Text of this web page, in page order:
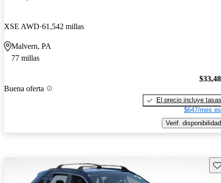
XSE AWD 61,542 millas
Malvern, PA
77 millas
Buena oferta
El precio incluye tasas
$647/mes
Verif. disponibilidad